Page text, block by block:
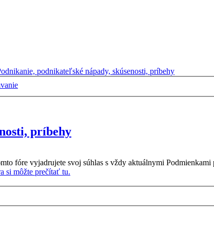
podnikateľské nápady, skúsenosti, príbehy
príbehy
fóre vyjadrujete svoj súhlas s vždy aktuálnymi
si môžte prečítať tu.